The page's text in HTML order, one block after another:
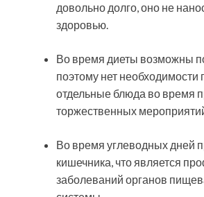
довольно долго, оно не
здоровью.
Во время диеты возможны
поэтому нет необходимости
отдельные блюда во время
торжественных
Во время углеводных дней
кишечника, что является
заболеваний органов